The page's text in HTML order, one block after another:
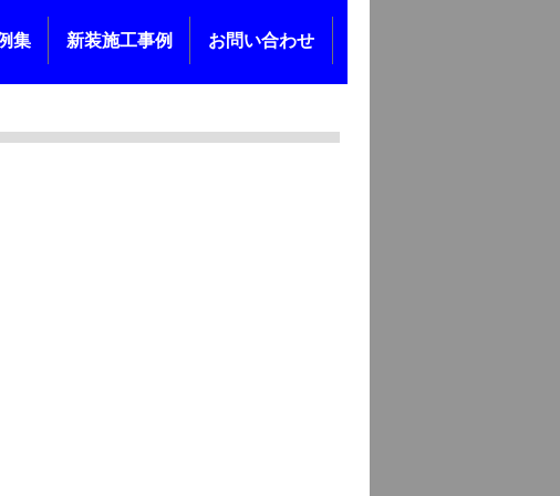
集 新装施工事例 お問い合わせ